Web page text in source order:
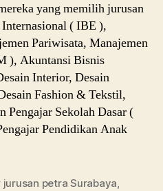
yang memilih jurusan
( IBE ),
Pariwisata, Manajemen
), Akuntansi Bisnis
Interior, Desain
Fashion & Tekstil,
Sekolah Dasar (
Pendidikan Anak
petra Surabaya,